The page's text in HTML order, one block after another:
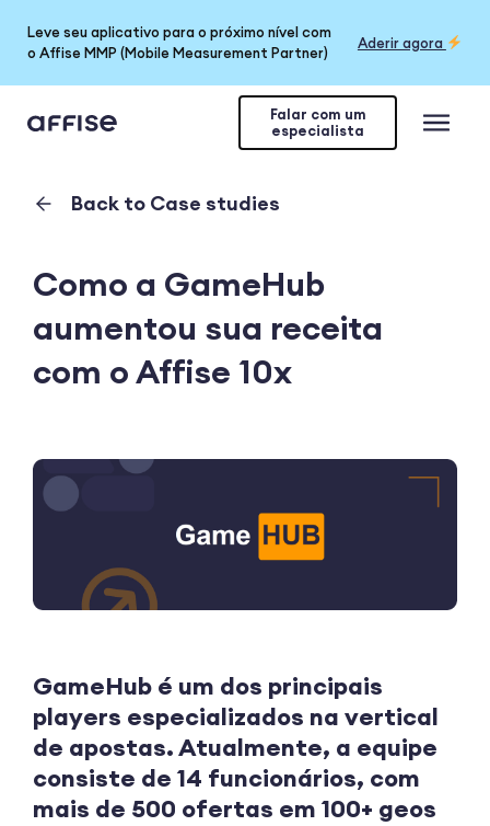
Leve seu aplicativo para o próximo nível com
o Affise MMP (Mobile Measurement Partner)
Aderir agora
Falar com um
especialista
Back to Case studies
Como a GameHub
aumentou sua receita
com o Affise 10x
GameHub é um dos principais
players especializados na vertical
de apostas. Atualmente, a equipe
consiste de 14 funcionários, com
mais de 500 ofertas em 100+ geos